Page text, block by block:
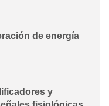
de energía
y